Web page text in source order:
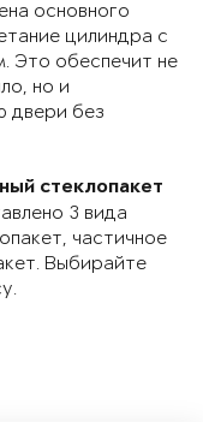
основного
цилиндра с
Это обеспечит не
но и
двери без
стеклопакет
3 вида
частичное
Выбирайте